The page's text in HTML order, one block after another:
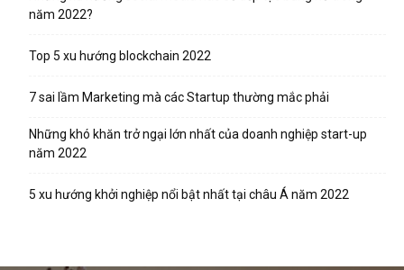
năm 2022?
Top 5 xu hướng blockchain 2022
7 sai lầm Marketing mà các Startup thường mắc phải
Những khó khăn trở ngại lớn nhất của doanh nghiệp start-up
năm 2022
5 xu hướng khởi nghiệp nổi bật nhất tại châu Á năm 2022